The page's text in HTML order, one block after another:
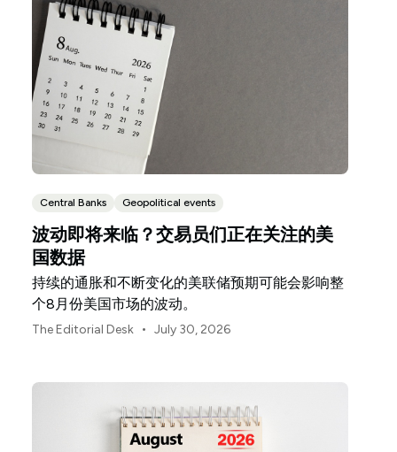
Central Banks Geopolitical events
波动即将来临？交易员们正在关注的美
国数据
持续的通胀和不断变化的美联储预期可能会影响整
个8月份美国市场的波动。
The Editorial Desk • July 30, 2026